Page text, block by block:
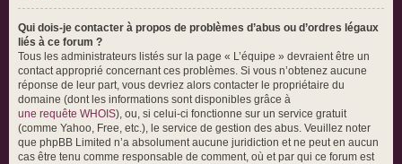
Qui dois-je contacter à propos de problèmes d’abus ou d’ordres légaux
liés à ce forum ?
Tous les administrateurs listés sur la page « L’équipe » devraient être un
contact approprié concernant ces problèmes. Si vous n’obtenez aucune
réponse de leur part, vous devriez alors contacter le propriétaire du
domaine (dont les informations sont disponibles grâce à
une requête WHOIS), ou, si celui-ci fonctionne sur un service gratuit
(comme Yahoo, Free, etc.), le service de gestion des abus. Veuillez noter
que phpBB Limited n’a absolument aucune juridiction et ne peut en aucun
cas être tenu comme responsable de comment, où et par qui ce forum est